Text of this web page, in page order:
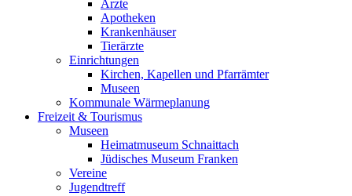
Ärzte
Apotheken
Krankenhäuser
Tierärzte
Einrichtungen
Kirchen, Kapellen und Pfarrämter
Museen
Kommunale Wärmeplanung
Freizeit & Tourismus
Museen
Heimatmuseum Schnaittach
Jüdisches Museum Franken
Vereine
Jugendtreff